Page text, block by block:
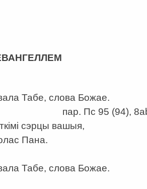
Табе, слова Божае.
пар. Пс 95 (94),
сэрцы вашыя,
Пана.
Табе, слова Божае.